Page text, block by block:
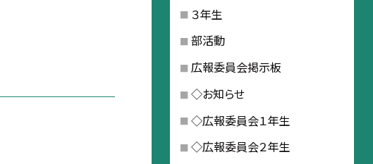
３年生
部活動
広報委員会掲示板
◇お知らせ
◇広報委員会１年生
◇広報委員会２年生